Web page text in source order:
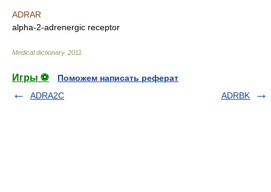
ADRAR
alpha-2-adrenergic receptor
Medical dictionary. 2011
Игры ⚽
Поможем написать реферат
ADRA2C
ADRBK